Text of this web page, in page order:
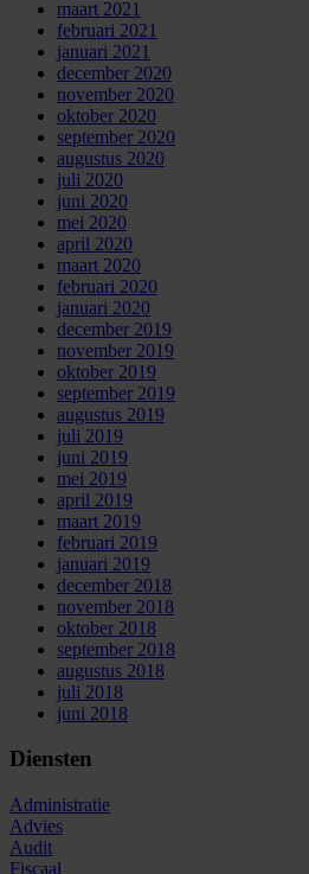
maart 2021
februari 2021
januari 2021
december 2020
november 2020
oktober 2020
september 2020
augustus 2020
juli 2020
juni 2020
mei 2020
april 2020
maart 2020
februari 2020
januari 2020
december 2019
november 2019
oktober 2019
september 2019
augustus 2019
juli 2019
juni 2019
mei 2019
april 2019
maart 2019
februari 2019
januari 2019
december 2018
november 2018
oktober 2018
september 2018
augustus 2018
juli 2018
juni 2018
Diensten
Administratie
Advies
Audit
Fiscaal